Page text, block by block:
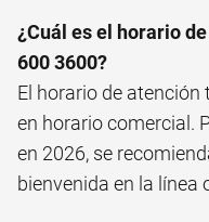
¿Cuál es el horario
600 3600?
El horario de atención
en horario comercial.
en 2026, se
bienvenida en la línea